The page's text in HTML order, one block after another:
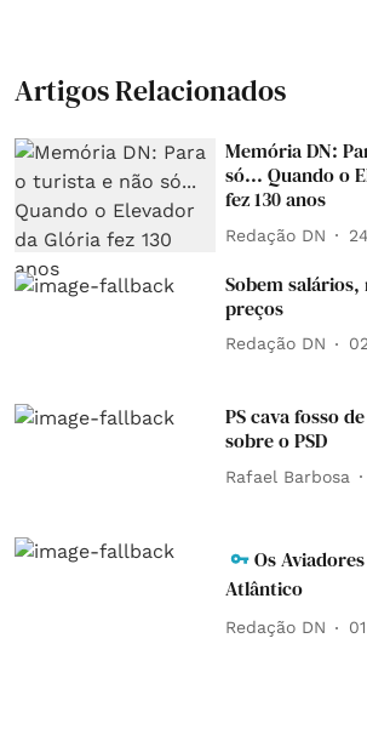
Artigos Relacionados
Memória DN:
só... Quando o
fez 130 anos
Redação DN
Sobem
preços
Redação DN
PS cava fosso
sobre o PSD
Rafael Barbosa
Os
Atlântico
Redação DN